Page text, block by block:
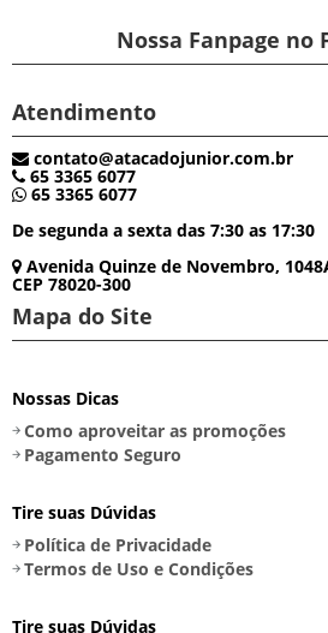
Nossa Fanpage no
Atendimento
contato@atacadojunior.com.br
65 3365 6077
65 3365 6077
De segunda a sexta das 7:30 as 17:30
Avenida Quinze de Novembro,
CEP 78020-300
Mapa do Site
Nossas Dicas
Como aproveitar as promoções
Pagamento Seguro
Tire suas Dúvidas
Política de Privacidade
Termos de Uso e Condições
Tire suas Dúvidas